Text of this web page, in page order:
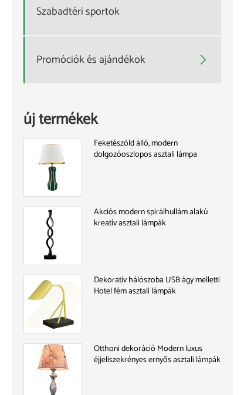
Szabadtéri sportok
Promóciók és ajándékok 
új termékek
Feketészöld álló, modern
dolgozóoszlopos asztali lámpa
Akciós modern spirálhullám alakú
kreatív asztali lámpák
Dekoratív hálószoba USB ágy melletti
Hotel fém asztali lámpák
Otthoni dekoráció Modern luxus
éjjeliszekrényes ernyős asztali lámpák